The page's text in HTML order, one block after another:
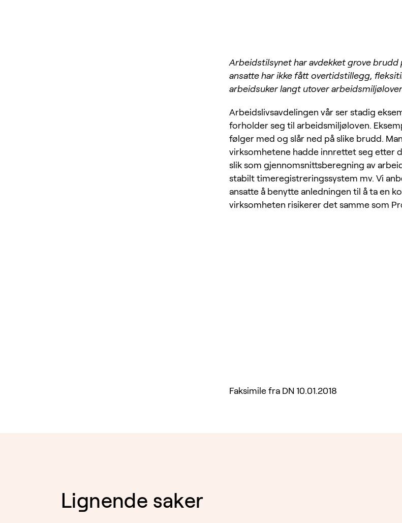
Arbeidstilsynet har avdekket grove
ansatte har ikke fått overtidstillegg,
arbeidsuker langt utover
Arbeidslivsavdelingen vår ser stadig
forholder seg til arbeidsmiljøloven.
følger med og slår ned på slike brudd.
virksomhetene hadde innrettet seg etter
slik som gjennomsnittsberegning av
stabilt timeregistreringssystem mv. Vi
ansatte å benytte anledningen til å ta en
virksomheten risikerer det samme som
Faksimile fra DN 10.01.2018
Lignende saker